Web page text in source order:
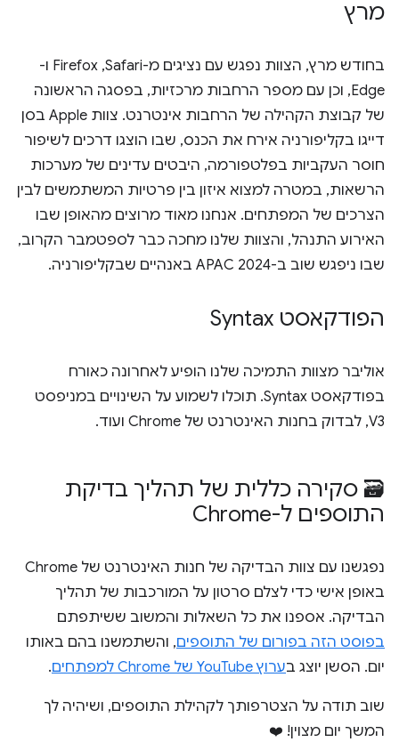
מרץ
בחודש מרץ, הצוות נפגש עם נציגים מ-Safari,‏ Firefox ו-
Edge, וכן עם מספר הרחבות מרכזיות, בפסגה הראשונה
של קבוצת הקהילה של הרחבות אינטרנט. צוות Apple בסן
דייגו בקליפורניה אירח את הכנס, שבו הוצגו דרכים לשיפור
חוסר העקביות בפלטפורמה, היבטים עדינים של מערכות
הרשאות, במטרה למצוא איזון בין פרטיות המשתמשים לבין
הצרכים של המפתחים. אנחנו מאוד מרוצים מהאופן שבו
האירוע התנהל, והצוות שלנו מחכה כבר לספטמבר הקרוב,
שבו ניפגש שוב ב-APAC 2024 באנהיים שבקליפורניה.
הפודקאסט Syntax
אוליבר מצוות התמיכה שלנו הופיע לאחרונה כאורח
בפודקאסט Syntax. תוכלו לשמוע על השינויים במניפסט
V3, לבדוק בחנות האינטרנט של Chrome ועוד.
🗃️ סקירה כללית של תהליך בדיקת
התוספים ל-Chrome
נפגשנו עם צוות הבדיקה של חנות האינטרנט של Chrome
באופן אישי כדי לצלם סרטון על המורכבות של תהליך
הבדיקה. אספנו את כל השאלות והמשוב ששיתפתם
בפוסט הזה בפורום של התוספים, והשתמשנו בהם באותו
יום. הסשן יוצג בערוץ YouTube של Chrome למפתחים .
שוב תודה על הצטרפותך לקהילת התוספים, ושיהיה לך
המשך יום מצוין! ❤️